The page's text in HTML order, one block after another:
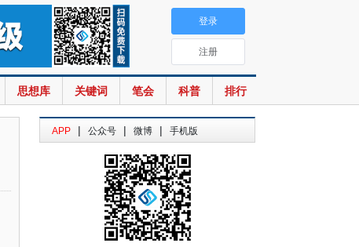
思想库 关键词 笔会 科普 排行
登录
注册
APP | 公众号 | 微博 | 手机版